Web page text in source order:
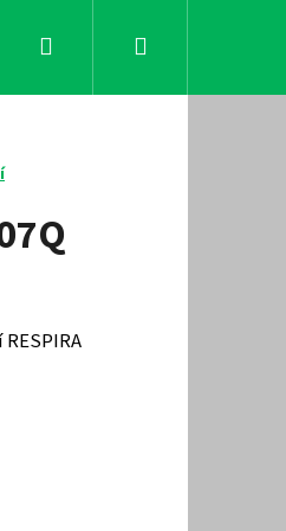
KontaktyPřihlášení